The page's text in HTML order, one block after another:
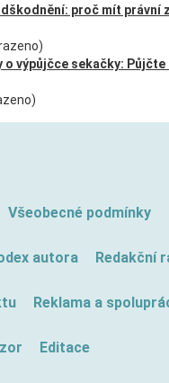
proč mít právní
o výpůjčce sekačky:
Všeobecné podmínky
autora Redakční
Reklama a
Editace